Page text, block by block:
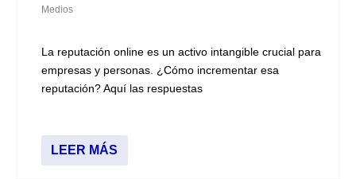
Medios
La reputación online es un activo intangible crucial para
empresas y personas. ¿Cómo incrementar esa
reputación? Aquí las respuestas
LEER MÁS